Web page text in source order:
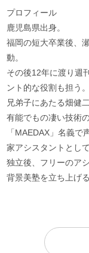
プロフィール
鹿児島県出身。
福岡の短大卒業後、
動。
その後12年に渡り週
ント的な役割も担う。
兄弟子にあたる畑健
有能でもの凄い技術
「MAEDAX」名義
家アシスタントとし
独立後、フリーのア
背景美塾を立ち上げる